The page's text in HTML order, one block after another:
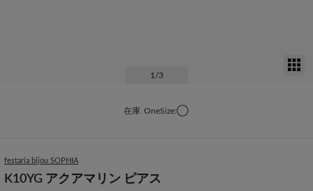
1 /3
在庫 OneSize:◯
festaria bijou SOPHIA
K10YG アクアマリン ピアス